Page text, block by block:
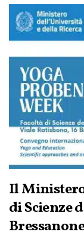
Il
di Scienze